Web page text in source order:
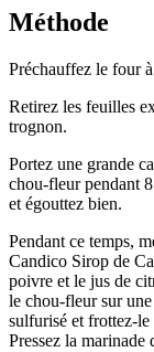
Méthode
Préchauffez le four
Retirez les feuilles
trognon.
Portez une grande
chou-fleur pendant
et égouttez bien.
Pendant ce temps,
Candico Sirop de
poivre et le jus de
le chou-fleur sur
sulfurisé et frottez-le
Pressez la marinade